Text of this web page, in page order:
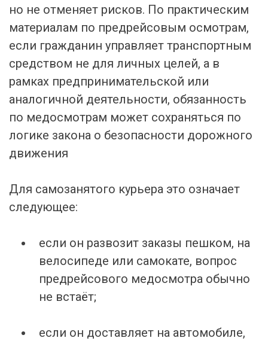
но не отменяет рисков. По практическим
материалам по предрейсовым осмотрам,
если гражданин управляет транспортным
средством не для личных целей, а в
рамках предпринимательской или
аналогичной деятельности, обязанность
по медосмотрам может сохраняться по
логике закона о безопасности дорожного
движения
Для самозанятого курьера это означает
следующее:
если он развозит заказы пешком, на
велосипеде или самокате, вопрос
предрейсового медосмотра обычно
не встаёт;
если он доставляет на автомобиле,